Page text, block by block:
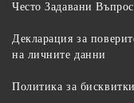
Често Задавани
Декларация за
на личните данни
Политика за